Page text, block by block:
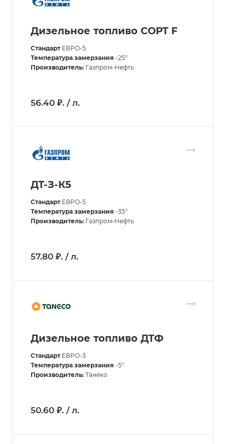
Дизельное топливо СОРТ F
СтандартЕВРО-5
Температура замерзания -25°
Производитель: Газпром-Нефть
56.40 ₽. / л.
ДТ-З-К5
СтандартЕВРО-5
Температура замерзания -35°
Производитель: Газпром-Нефть
57.80 ₽. / л.
Дизельное топливо ДТФ
СтандартЕВРО-3
Температура замерзания -5°
Производитель: Танеко
50.60 ₽. / л.